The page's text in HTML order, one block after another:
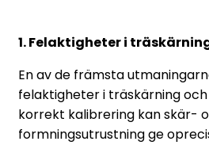
1. Felaktigheter i
En av de främsta
felaktigheter i träskärning
korrekt kalibrering kan skär-
formningsutrustning ge